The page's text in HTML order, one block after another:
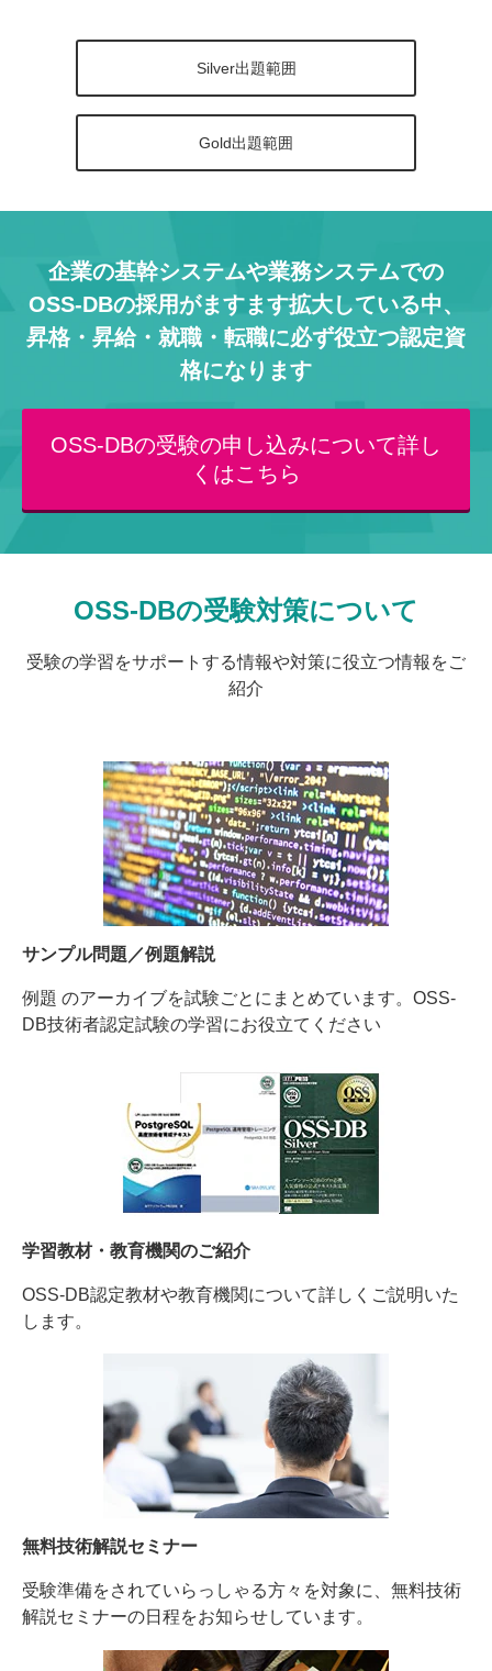
Silver出題範囲
Gold出題範囲
企業の基幹システムや業務システムでの
OSS-DBの採用がますます拡大している中、
昇格・昇給・就職・転職に必ず役立つ認定資
格になります
OSS-DBの受験の申し込みについて詳し
くはこちら
OSS-DBの受験対策について
受験の学習をサポートする情報や対策に役立つ情報をご
紹介
サンプル問題／例題解説
例題 のアーカイブを試験ごとにまとめています。OSS-
DB技術者認定試験の学習にお役立てください
学習教材・教育機関のご紹介
OSS-DB認定教材や教育機関について詳しくご説明いた
します。
無料技術解説セミナー
受験準備をされていらっしゃる方々を対象に、無料技術
解説セミナーの日程をお知らせしています。